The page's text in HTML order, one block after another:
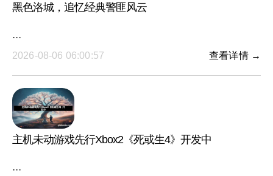
黑色洛城，追忆经典警匪风云
···
2026-08-06 06:00:57
查看详情 →
主机未动游戏先行Xbox2《死或生4》开发中
···